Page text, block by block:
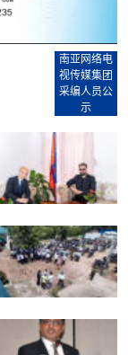
南亚网络电
视传媒集团
采编人员公
示